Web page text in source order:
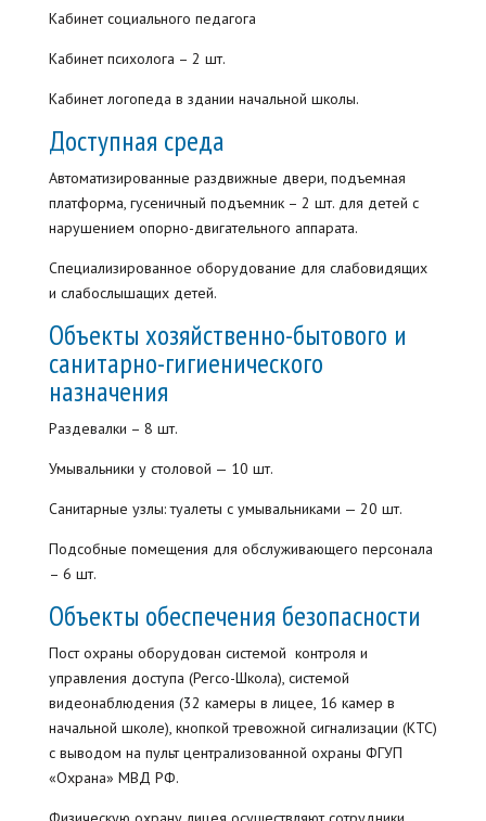
Кабинет социального педагога
Кабинет психолога – 2 шт.
Кабинет логопеда в здании начальной школы.
Доступная среда
Автоматизированные раздвижные двери, подъемная
платформа, гусеничный подъемник – 2 шт. для детей с
нарушением опорно-двигательного аппарата.
Специализированное оборудование для слабовидящих
и слабослышащих детей.
Объекты хозяйственно-бытового и
санитарно-гигиенического
назначения
Раздевалки – 8 шт.
Умывальники у столовой — 10 шт.
Санитарные узлы: туалеты с умывальниками — 20 шт.
Подсобные помещения для обслуживающего персонала
– 6 шт.
Объекты обеспечения безопасности
Пост охраны оборудован системой контроля и
управления доступа (Perco-Школа), системой
видеонаблюдения (32 камеры в лицее, 16 камер в
начальной школе), кнопкой тревожной сигнализации (КТС)
с выводом на пульт централизованной охраны ФГУП
«Охрана» МВД РФ.